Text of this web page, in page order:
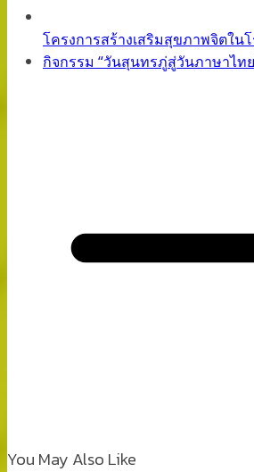
โครงการสร้างเสริมสุขภาพจิตในโ
กิจกรรม “วันสุนทรภู่สู่วันภาษาไท
You May Also Like